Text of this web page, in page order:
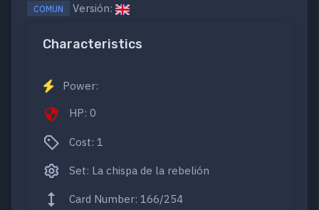
COMUN Versión:
Characteristics
Power:
HP: 0
Cost: 1
Set: La chispa de la rebelión
Card Number: 166/254